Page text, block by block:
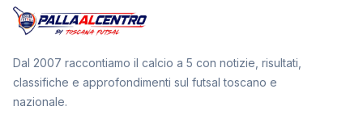
Dal 2007 raccontiamo il calcio a 5 con notizie, risultati,
classifiche e approfondimenti sul futsal toscano e
nazionale.